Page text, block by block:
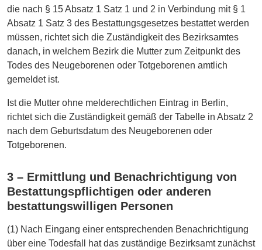
die nach § 15 Absatz 1 Satz 1 und 2 in Verbindung mit § 1
Absatz 1 Satz 3 des Bestattungsgesetzes bestattet werden
müssen, richtet sich die Zuständigkeit des Bezirksamtes
danach, in welchem Bezirk die Mutter zum Zeitpunkt des
Todes des Neugeborenen oder Totgeborenen amtlich
gemeldet ist.
Ist die Mutter ohne melderechtlichen Eintrag in Berlin,
richtet sich die Zuständigkeit gemäß der Tabelle in Absatz 2
nach dem Geburtsdatum des Neugeborenen oder
Totgeborenen.
3 – Ermittlung und Benachrichtigung von
Bestattungspflichtigen oder anderen
bestattungswilligen Personen
(1) Nach Eingang einer entsprechenden Benachrichtigung
über eine Todesfall hat das zuständige Bezirksamt zunächst